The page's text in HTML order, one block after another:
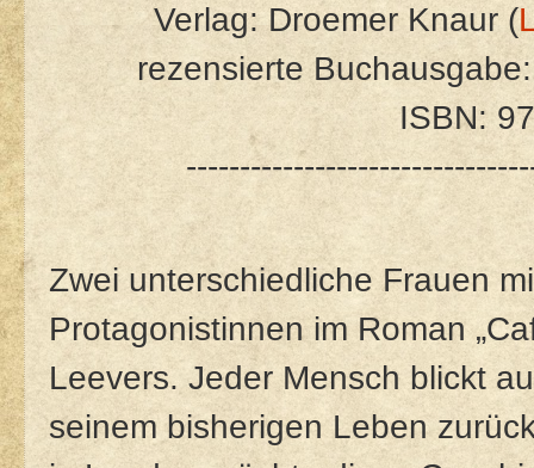
Verlag: Droemer Knaur (
rezensierte
ISBN:
Zwei unterschiedliche Frauen
Protagonistinnen im Roman
Leevers. Jeder Mensch blickt
seinem bisherigen Leben